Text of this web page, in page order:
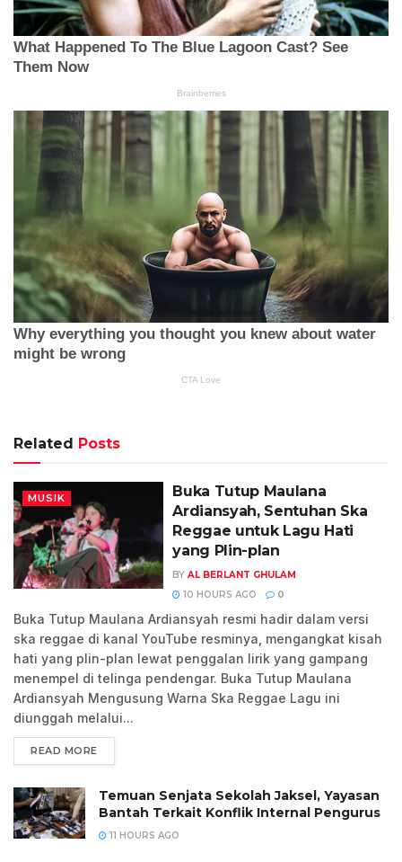
Related Posts
MUSIK
Buka Tutup Maulana
Ardiansyah, Sentuhan Ska
Reggae untuk Lagu Hati
yang Plin-plan
BY AL BERLANT GHULAM
10 HOURS AGO
0
Buka Tutup Maulana Ardiansyah resmi hadir dalam versi
ska reggae di kanal YouTube resminya, mengangkat kisah
hati yang plin-plan lewat penggalan lirik yang gampang
menempel di telinga pendengar. Buka Tutup Maulana
Ardiansyah Mengusung Warna Ska Reggae Lagu ini
diunggah melalui...
READ MORE
Temuan Senjata Sekolah Jaksel, Yayasan
Bantah Terkait Konflik Internal Pengurus
11 HOURS AGO